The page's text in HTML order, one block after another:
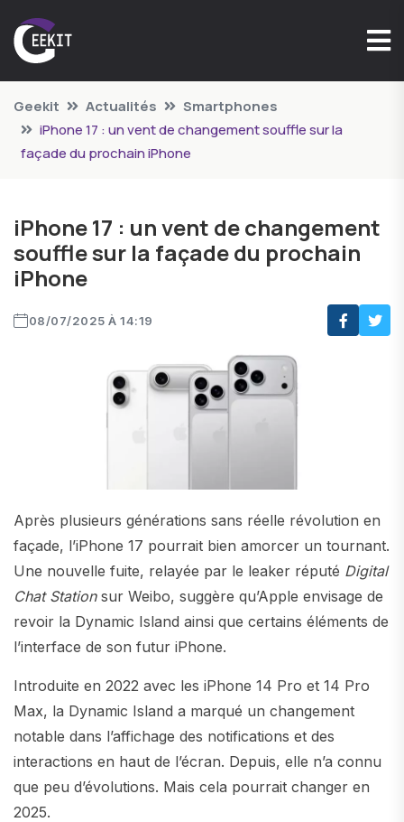
Geekit Actualités
Smartphones
iPhone 17 : un vent de changement souffle sur la
façade du prochain iPhone
iPhone 17 : un vent de changement
souffle sur la façade du prochain
iPhone
08/07/2025 À 14:19
Après plusieurs générations sans réelle révolution en
façade, l’iPhone 17 pourrait bien amorcer un tournant.
Une nouvelle fuite, relayée par le leaker réputé Digital
Chat Stationsur Weibo, suggère qu’Apple envisage de
revoir la Dynamic Island ainsi que certains éléments de
l’interface de son futur iPhone.
Introduite en 2022 avec les iPhone 14 Pro et 14 Pro
Max, la Dynamic Island a marqué un changement
notable dans l’affichage des notifications et des
interactions en haut de l’écran. Depuis, elle n’a connu
que peu d’évolutions. Mais cela pourrait changer en
2025.